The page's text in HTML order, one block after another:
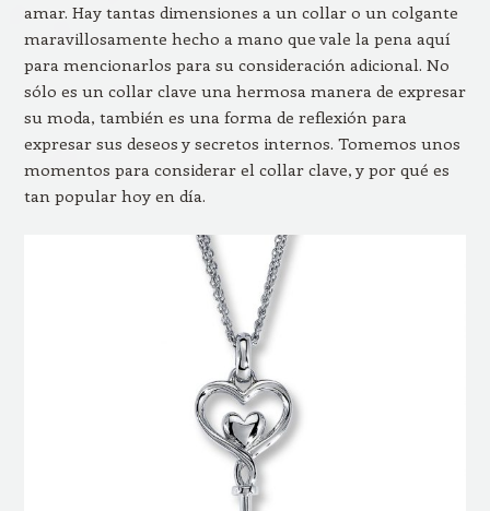
amar. Hay tantas dimensiones a un collar o un colgante
maravillosamente hecho a mano que vale la pena aquí
para mencionarlos para su consideración adicional. No
sólo es un collar clave una hermosa manera de expresar
su moda, también es una forma de reflexión para
expresar sus deseos y secretos internos. Tomemos unos
momentos para considerar el collar clave, y por qué es
tan popular hoy en día.